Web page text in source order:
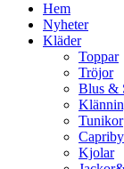
Hem
Nyheter
Kläder
Toppar
Tröjor
Blus &
Tunikor
Kjolar